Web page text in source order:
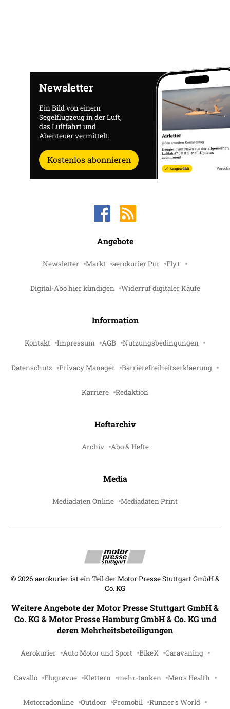
Newsletter
Ein Bild von einem
Segelflugzeug in der Luft,
das Luftfahrt und
Abenteuer vermittelt.
Kostenlos abonnieren
Angebote
Newsletter Markt aerokurier Pur Fly+
Digital-Abo hier kündigen Widerruf digitaler Käufe
Information
Kontakt Impressum AGB Nutzungsbedingungen
Datenschutz Privacy Manager Barrierefreiheitserklaerung
Karriere Redaktion
Heftarchiv
Archiv Abo & Hefte
Media
Mediadaten Online Mediadaten Print
© 2026 aerokurier ist ein Teil der Motor Presse Stuttgart GmbH &
Co. KG
Weitere Angebote der Motor Presse Stuttgart GmbH &
Co. KG & Motor Presse Hamburg GmbH & Co. KG und
deren Mehrheitsbeteiligungen
Aerokurier Auto Motor und Sport BikeX Caravaning
Cavallo Flugrevue Klettern mehr-tanken Men's Health
Motorradonline Outdoor Promobil Runner's World